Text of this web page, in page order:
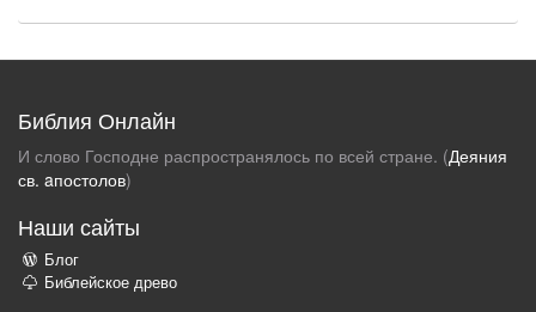
Библия Онлайн
И слово Господне распространялось по всей стране. (Деяния
св. aпостолов)
Наши сайты
Блог
Библейское древо